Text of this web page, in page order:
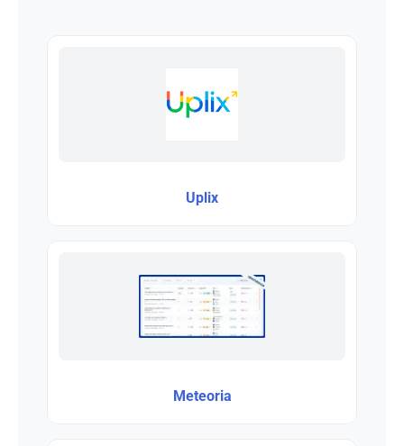
Uplix
Meteoria